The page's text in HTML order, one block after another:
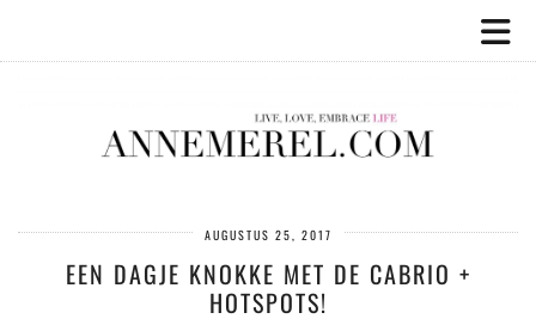
AUGUSTUS 25, 2017
EEN DAGJE KNOKKE MET DE CABRIO +
HOTSPOTS!